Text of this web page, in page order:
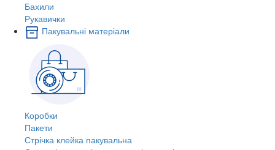
Бахили
Рукавички
Пакувальні матеріали
Коробки
Пакети
Стрічка клейка пакувальна